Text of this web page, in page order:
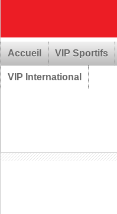
Accueil VIP Sportifs
VIP International